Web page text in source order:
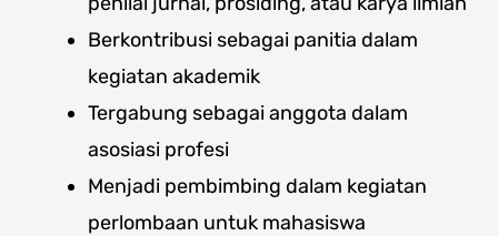
Berkontribusi sebagai panitia dalam
kegiatan akademik
Tergabung sebagai anggota dalam
asosiasi profesi
Menjadi pembimbing dalam kegiatan
perlombaan untuk mahasiswa